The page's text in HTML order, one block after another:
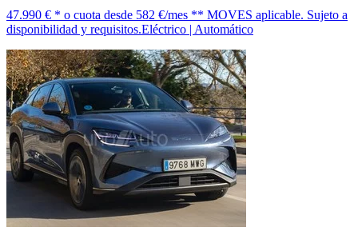
47.990 € * o cuota desde 582 €/mes ** MOVES aplicable. Sujeto a
disponibilidad y requisitos.Eléctrico | Automático